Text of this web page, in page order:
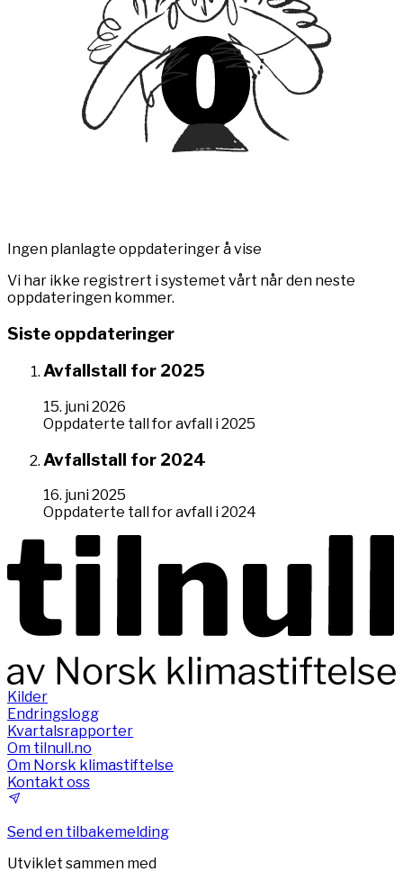
Ingen planlagte oppdateringer å vise
Vi har ikke registrert i systemet vårt når den neste
oppdateringen kommer.
Siste oppdateringer
Avfallstall for 2025
15. juni 2026
Oppdaterte tall for avfall i 2025
Avfallstall for 2024
16. juni 2025
Oppdaterte tall for avfall i 2024
Kilder
Endringslogg
Kvartalsrapporter
Om tilnull.no
Om Norsk klimastiftelse
Kontakt oss
Send en tilbakemelding
Utviklet sammen med